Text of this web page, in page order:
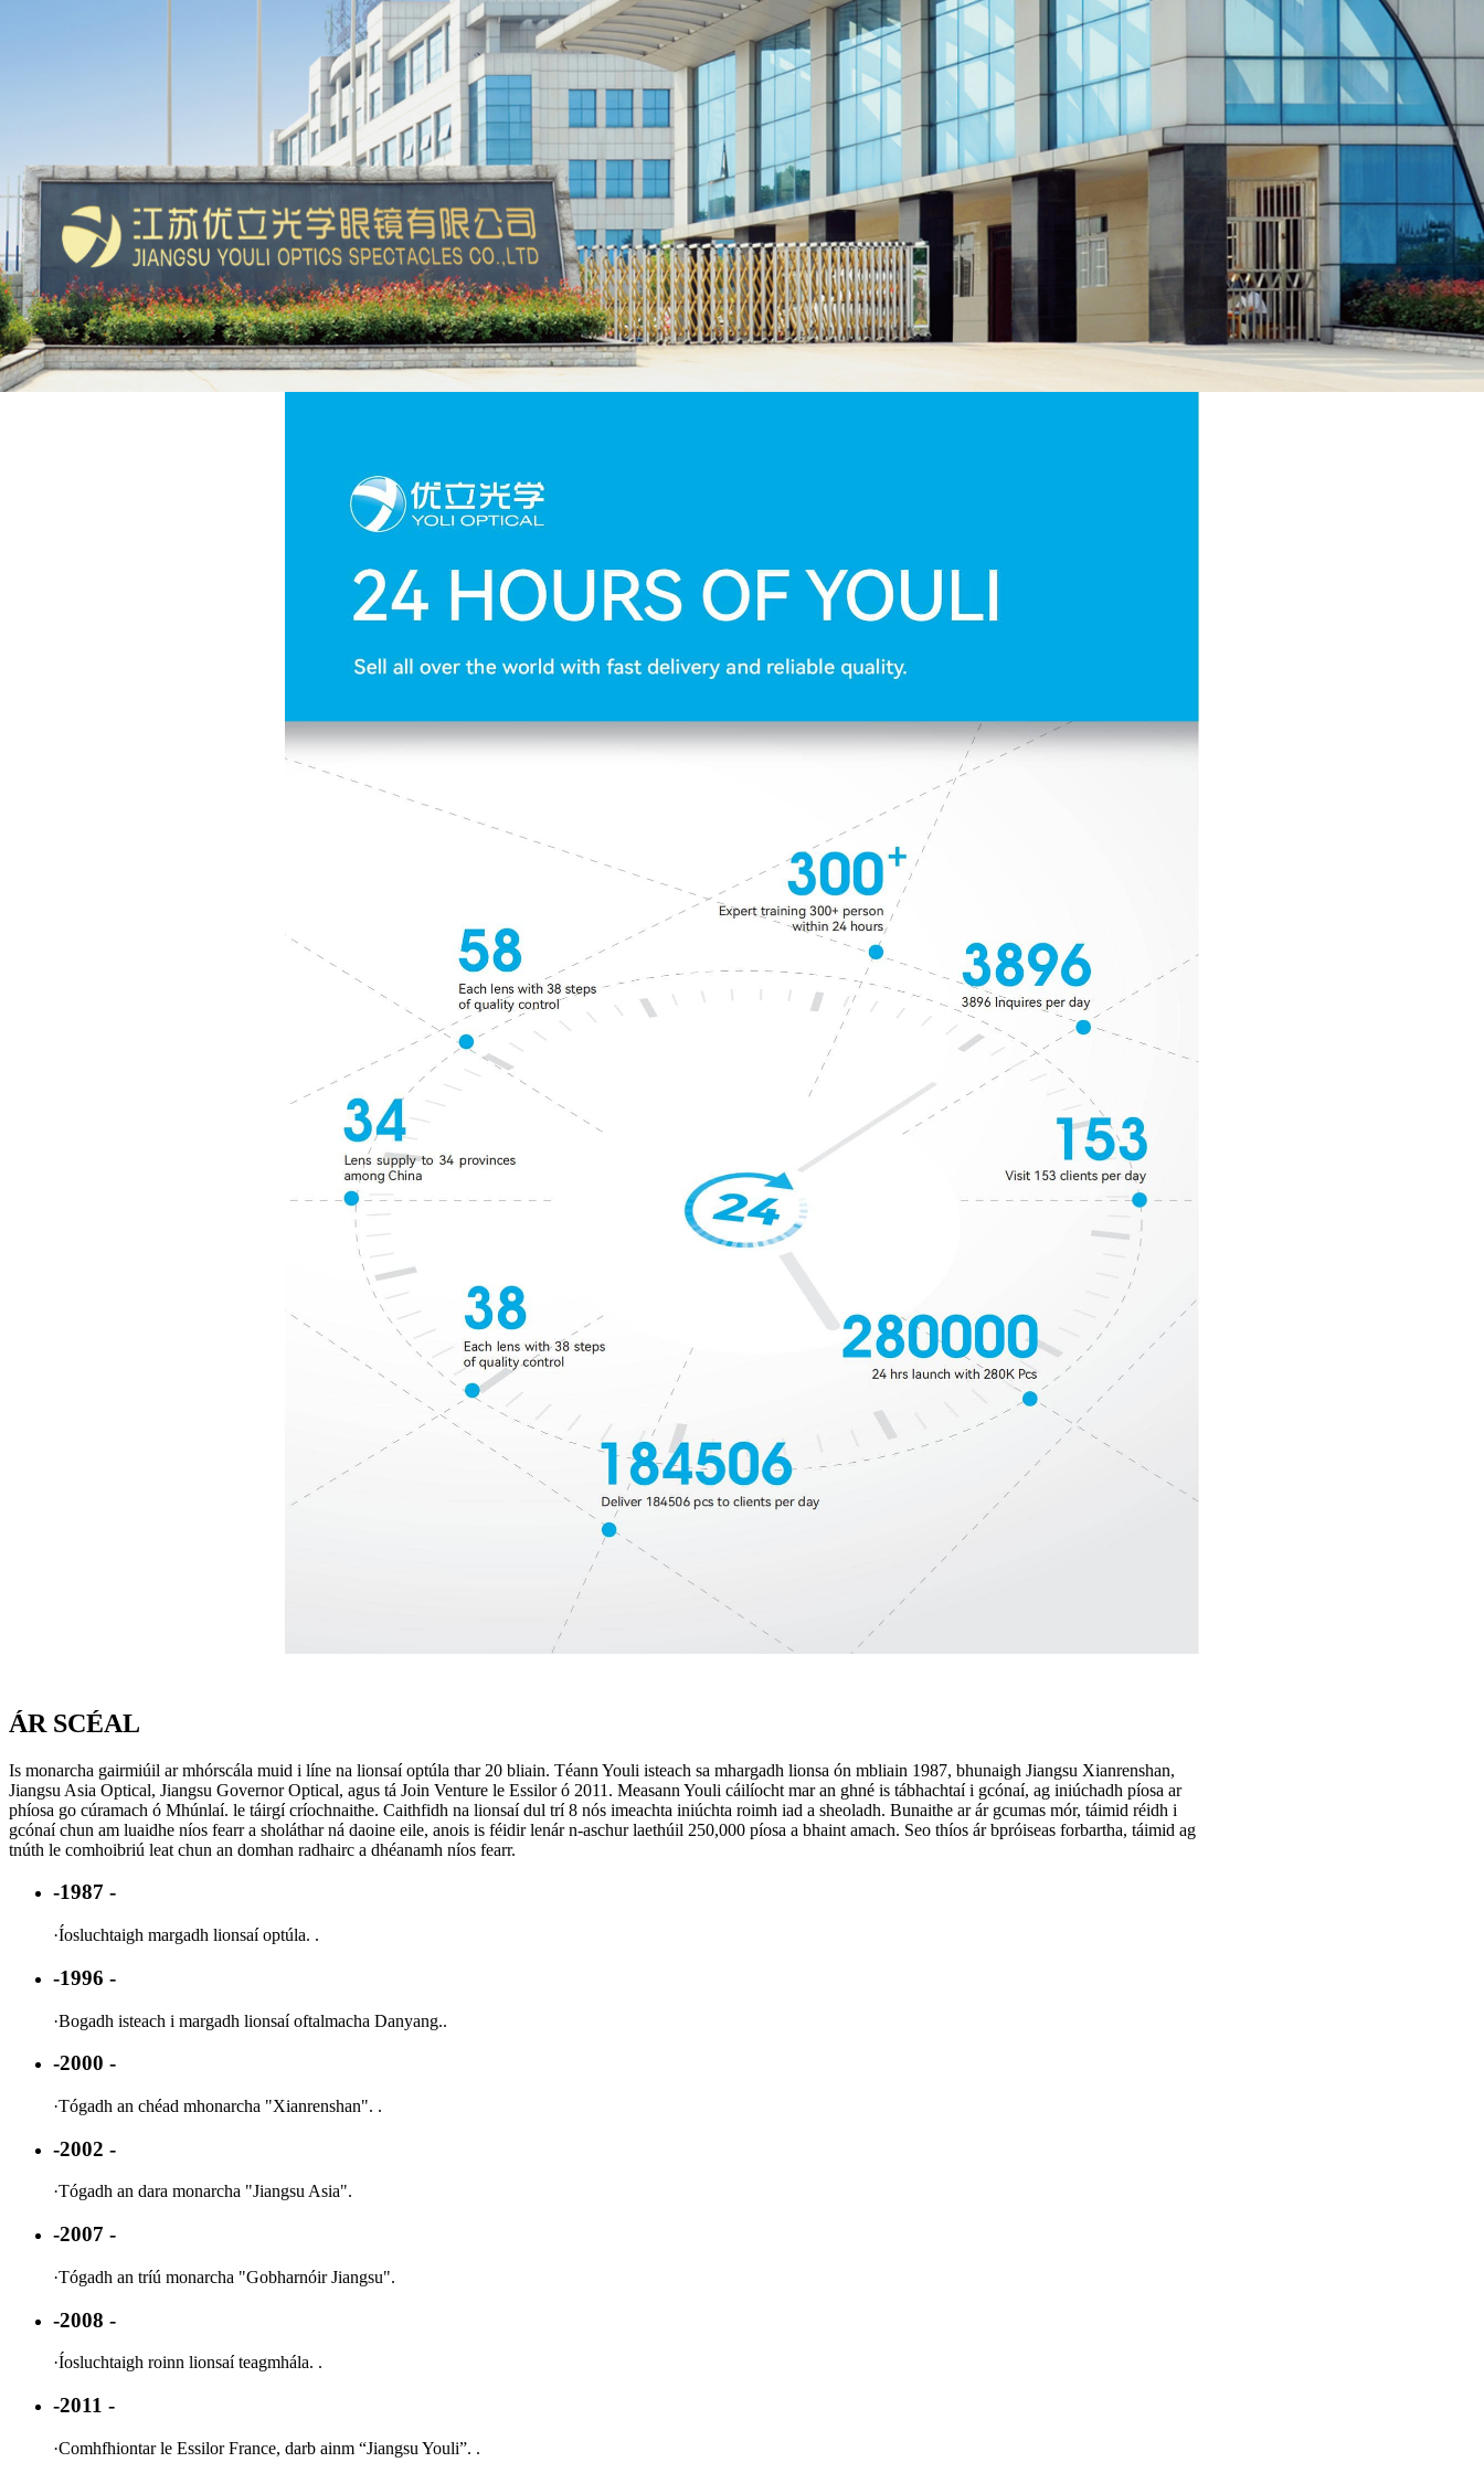
ÁR SCÉAL
Is monarcha gairmiúil ar mhórscála muid i líne na lionsaí optúla thar 20 bliain. Téann Youli isteach sa mhargadh lionsa ón mbliain 1987, bhunaigh Jiangsu Xianrenshan,
Jiangsu Asia Optical, Jiangsu Governor Optical, agus tá Join Venture le Essilor ó 2011. Measann Youli cáilíocht mar an ghné is tábhachtaí i gcónaí, ag iniúchadh píosa ar
phíosa go cúramach ó Mhúnlaí. le táirgí críochnaithe. Caithfidh na lionsaí dul trí 8 nós imeachta iniúchta roimh iad a sheoladh. Bunaithe ar ár gcumas mór, táimid réidh i
gcónaí chun am luaidhe níos fearr a sholáthar ná daoine eile, anois is féidir lenár n-aschur laethúil 250,000 píosa a bhaint amach. Seo thíos ár bpróiseas forbartha, táimid ag
tnúth le comhoibriú leat chun an domhan radhairc a dhéanamh níos fearr.
-1987 -
·Íosluchtaigh margadh lionsaí optúla. .
-1996 -
·Bogadh isteach i margadh lionsaí oftalmacha Danyang..
-2000 -
·Tógadh an chéad mhonarcha "Xianrenshan". .
-2002 -
·Tógadh an dara monarcha "Jiangsu Asia".
-2007 -
·Tógadh an tríú monarcha "Gobharnóir Jiangsu".
-2008 -
·Íosluchtaigh roinn lionsaí teagmhála. .
-2011 -
·Comhfhiontar le Essilor France, darb ainm “Jiangsu Youli”. .